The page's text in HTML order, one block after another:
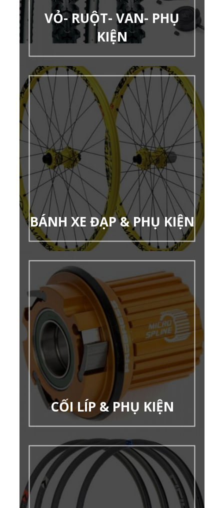
VỎ- RUỘT- VAN- PHỤ
KIỆN
BÁNH XE ĐẠP & PHỤ KIỆN
CỐI LÍP & PHỤ KIỆN